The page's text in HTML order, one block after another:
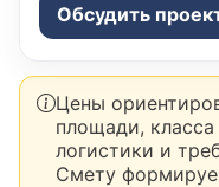
Обсудить
Цены
площади, класса
логистики и
Смету